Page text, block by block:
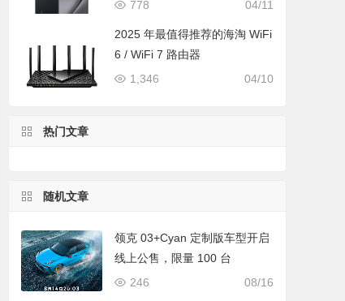
04/11
778
2025 年最值得推荐的海淘 WiFi
6 / WiFi 7 路由器
04/10
1,346
热门文章
随机文章
领克 03+Cyan 定制版车型开启
线上公售，限量 100 台
08/16
246